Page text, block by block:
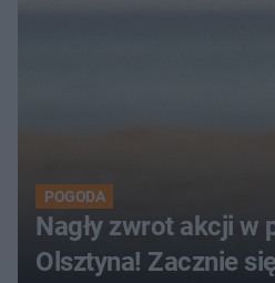
POGODA
Nagły zwrot akcji w
Olsztyna! Zacznie